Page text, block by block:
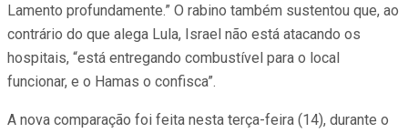
Lamento profundamente.” O rabino também sustentou que, ao
contrário do que alega Lula, Israel não está atacando os
hospitais, “está entregando combustível para o local
funcionar, e o Hamas o confisca”.
A nova comparação foi feita nesta terça-feira (14), durante o